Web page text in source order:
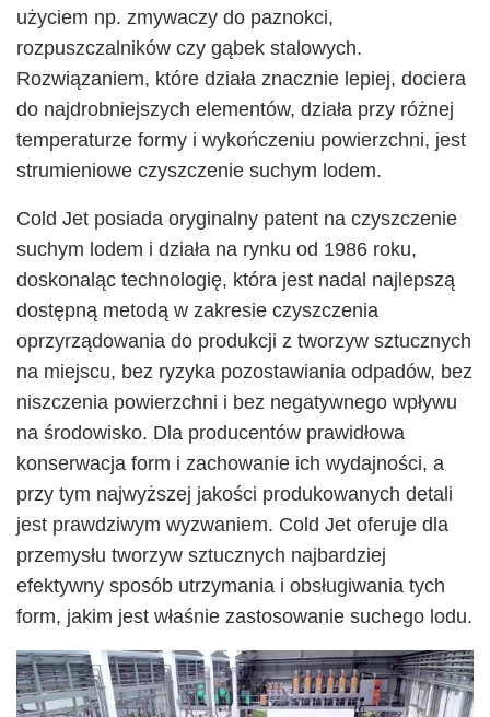
użyciem np. zmywaczy do paznokci,
rozpuszczalników czy gąbek stalowych.
Rozwiązaniem, które działa znacznie lepiej, dociera
do najdrobniejszych elementów, działa przy różnej
temperaturze formy i wykończeniu powierzchni, jest
strumieniowe czyszczenie suchym lodem.
Cold Jet posiada oryginalny patent na czyszczenie
suchym lodem i działa na rynku od 1986 roku,
doskonaląc technologię, która jest nadal najlepszą
dostępną metodą w zakresie czyszczenia
oprzyrządowania do produkcji z tworzyw sztucznych
na miejscu, bez ryzyka pozostawiania odpadów, bez
niszczenia powierzchni i bez negatywnego wpływu
na środowisko. Dla producentów prawidłowa
konserwacja form i zachowanie ich wydajności, a
przy tym najwyższej jakości produkowanych detali
jest prawdziwym wyzwaniem. Cold Jet oferuje dla
przemysłu tworzyw sztucznych najbardziej
efektywny sposób utrzymania i obsługiwania tych
form, jakim jest właśnie zastosowanie suchego lodu.